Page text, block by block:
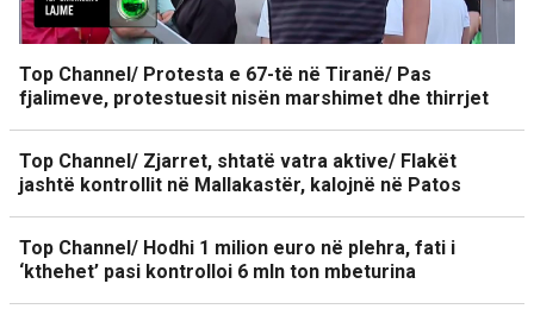
Top Channel/ Protesta e 67-të në Tiranë/ Pas
fjalimeve, protestuesit nisën marshimet dhe thirrjet
Top Channel/ Zjarret, shtatë vatra aktive/ Flakët
jashtë kontrollit në Mallakastër, kalojnë në Patos
Top Channel/ Hodhi 1 milion euro në plehra, fati i
‘kthehet’ pasi kontrolloi 6 mln ton mbeturina